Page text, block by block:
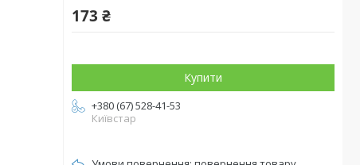
173 ₴
Купити
+380 (67) 528-41-53
Київстар